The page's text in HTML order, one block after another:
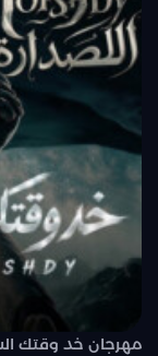
مهرجان خد وقتك